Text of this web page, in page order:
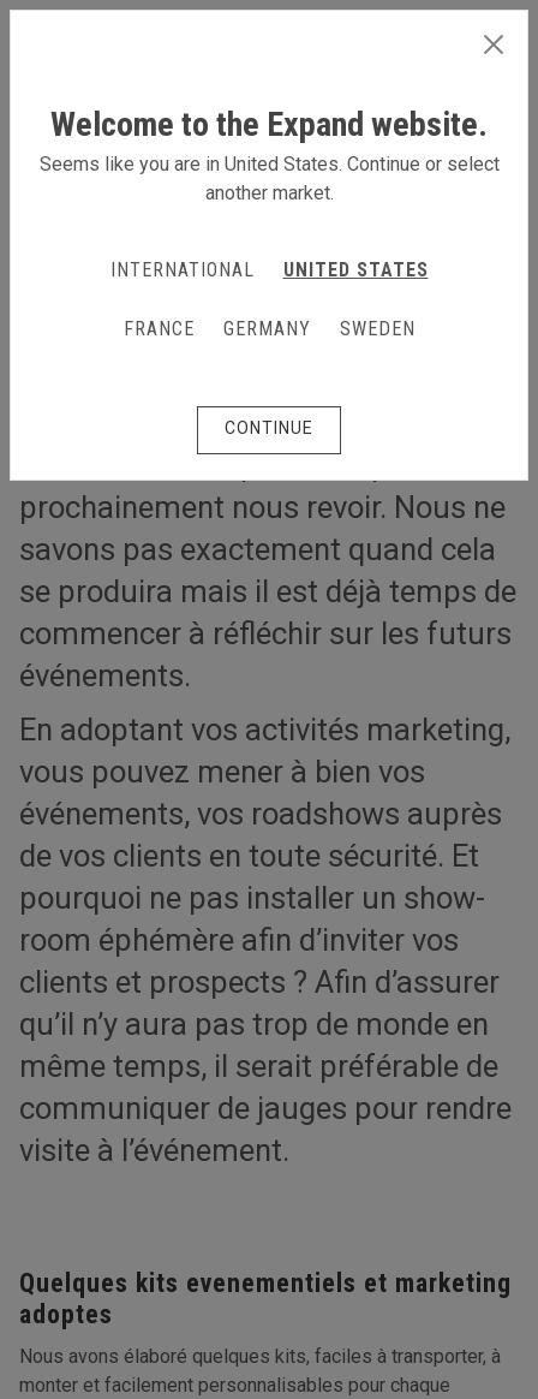
Preparez vos evenements, roadshows et meetings en toute
Preparez vos evenements,
roadshows et meetings en toute
Avec de plus en plus personnes
vaccinées, nous pourrons peut-être
prochainement nous revoir. Nous ne
savons pas exactement quand cela
se produira mais il est déjà temps de
commencer à réfléchir sur les futurs
événements.
En adoptant vos activités marketing,
vous pouvez mener à bien vos
événements, vos roadshows auprès
de vos clients en toute sécurité. Et
pourquoi ne pas installer un show-
room éphémère afin d’inviter vos
clients et prospects ? Afin d’assurer
qu’il n’y aura pas trop de monde en
même temps, il serait préférable de
communiquer de jauges pour rendre
visite à l’événement.
Quelques kits evenementiels et marketing
adoptes
Nous avons élaboré quelques kits, faciles à transporter, à
monter et facilement personnalisables pour chaque
Welcome to the Expand website.
Seems like you are in United States. Continue or select
another market.
INTERNATIONAL UNITED STATES
FRANCE GERMANY SWEDEN
CONTINUE